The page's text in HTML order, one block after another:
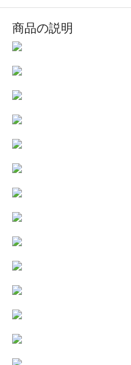
商品の説明